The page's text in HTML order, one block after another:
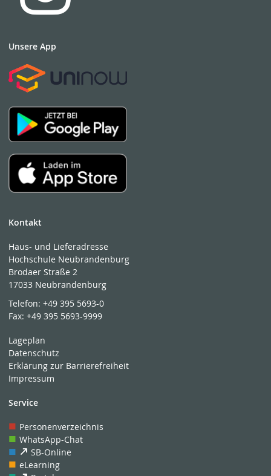
Unsere App
Kontakt
Haus- und Lieferadresse
Hochschule Neubrandenburg
Brodaer Straße 2
17033 Neubrandenburg
Telefon:+49 395 5693-0
Fax:+49 395 5693-9999
Lageplan
Datenschutz
Erklärung zur Barrierefreiheit
Impressum
Service
Personenverzeichnis
WhatsApp-Chat
SB-Online
eLearning